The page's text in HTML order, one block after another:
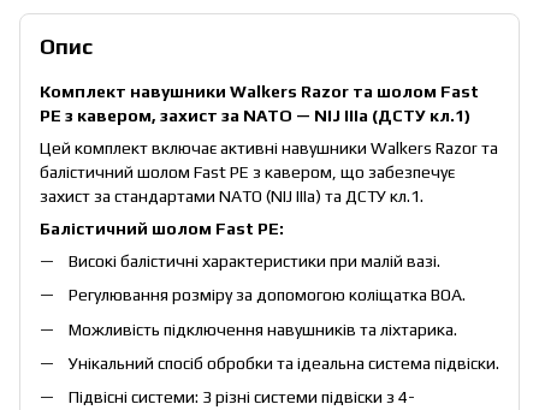
Опис
Комплект навушники Walkers Razor та шолом Fast
PE з кавером, захист за NATO — NIJ IIIa (ДСТУ кл.1)
Цей комплект включає активні навушники Walkers Razor та
балістичний шолом Fast PE з кавером, що забезпечує
захист за стандартами NATO (NIJ IIIa) та ДСТУ кл.1.
Балістичний шолом Fast PE:
Високі балістичні характеристики при малій вазі.
Регулювання розміру за допомогою коліщатка BOA.
Можливість підключення навушників та ліхтарика.
Унікальний спосіб обробки та ідеальна система підвіски.
Підвісні системи: 3 різні системи підвіски з 4-